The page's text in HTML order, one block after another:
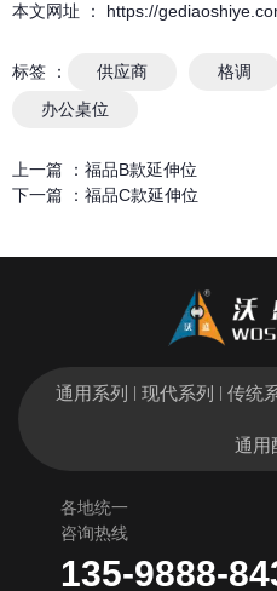
本文网址 ： https://
标签 ： 供应商 格调
办公桌位
上一篇 ： 福品B款延伸位
下一篇 ： 福品C款延伸位
通用系列 现代系列 传统
通用
各地统一
咨询热线
135-9888-